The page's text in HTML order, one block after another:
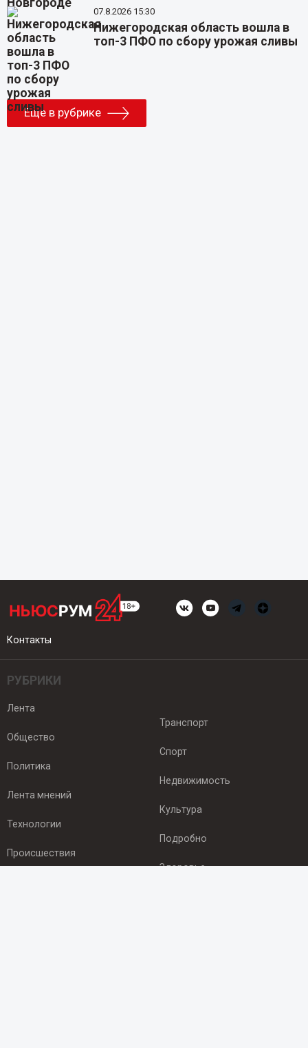
07.8.2026 15:30
Нижегородская область вошла в
топ-3 ПФО по сбору урожая сливы
Еще в рубрике
Контакты
РУБРИКИ
Лента
Общество
Политика
Лента мнений
Технологии
Происшествия
Транспорт
Спорт
Недвижимость
Культура
Подробно
Здоровье